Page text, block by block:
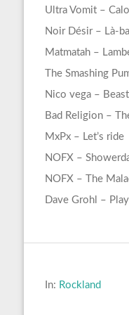
Ultra Vomit –
Noir Désir – Là-
Matmatah –
The Smashing
Nico vega – Beast
Bad Religion –
MxPx – Let’s ride
NOFX –
NOFX – The
Dave Grohl – Play
In: Rockland